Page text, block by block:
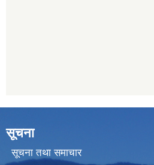
सूचना
सूचना तथा समाचार